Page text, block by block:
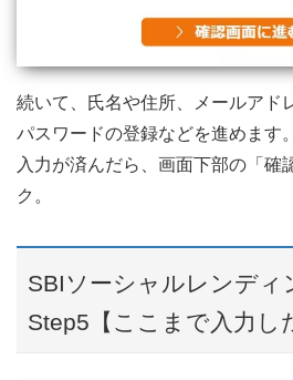
続いて、氏名や住所、メールアド
パスワードの登録などを進めます。
入力が済んだら、画面下部の「確
ク。
SBIソーシャルレンディ
Step5【ここまで入力し